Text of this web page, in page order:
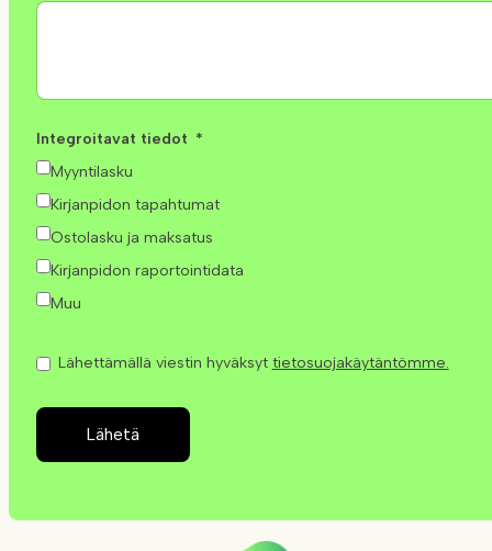
Integroitavat tiedot
Myyntilasku
Kirjanpidon tapahtumat
Ostolasku ja maksatus
Kirjanpidon raportointidata
Muu
Lähettämällä viestin hyväksyt tietosuojakäytäntömme.
Lähetä